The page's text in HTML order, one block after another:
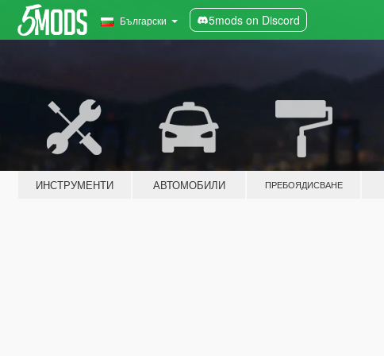
Български 5mods on Discord
ИНСТРУМЕНТИ АВТОМОБИЛИ ПРЕБОЯДИСВАНЕ